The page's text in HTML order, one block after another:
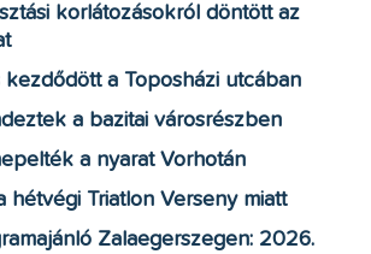
korlátozásokról döntött az
kezdődött a Toposházi utcában
a bazitai városrészben
a nyarat Vorhotán
hétvégi Triatlon Verseny miatt
Zalaegerszegen: 2026.